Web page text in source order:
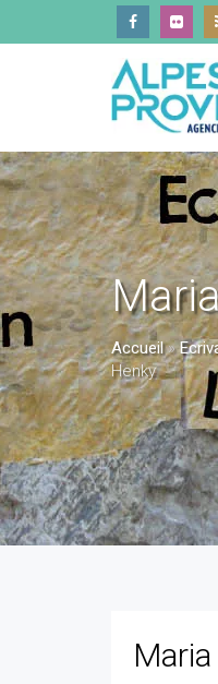
Accueil»
Henky